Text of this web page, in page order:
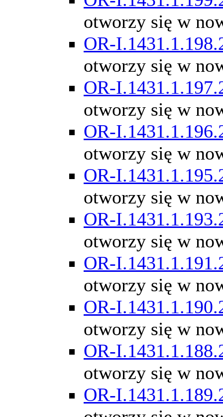
otworzy się w
OR-
otworzy się w
OR-
otworzy się w
OR-
otworzy się w
OR-
otworzy się w
OR-
otworzy się w
OR-
otworzy się w
OR-
otworzy się w
OR-
otworzy się w
OR-